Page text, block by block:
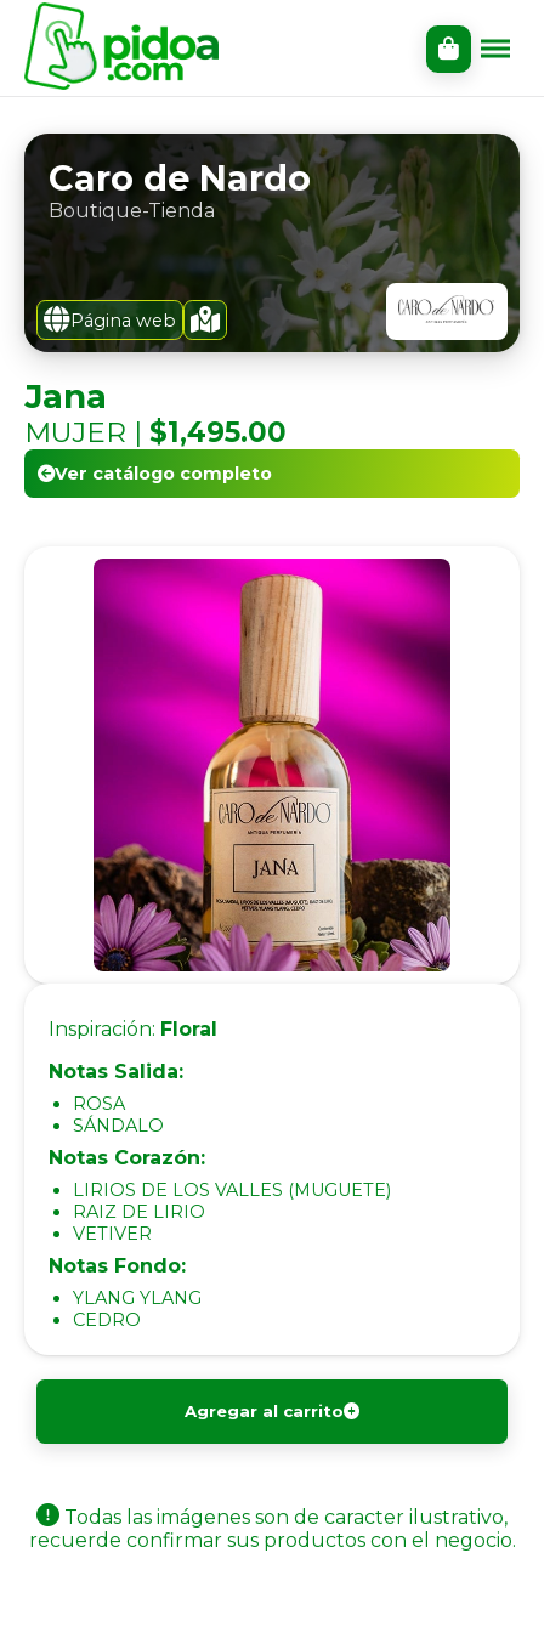
Caro de Nardo
Boutique-Tienda
Página web
Jana
MUJER | $1,495.00
Ver catálogo completo
Inspiración: Floral
Notas Salida:
ROSA
SÁNDALO
Notas Corazón:
LIRIOS DE LOS VALLES (MUGUETE)
RAIZ DE LIRIO
VETIVER
Notas Fondo:
YLANG YLANG
CEDRO
Agregar al carrito
Todas las imágenes son de caracter ilustrativo,
recuerde confirmar sus productos con el negocio.